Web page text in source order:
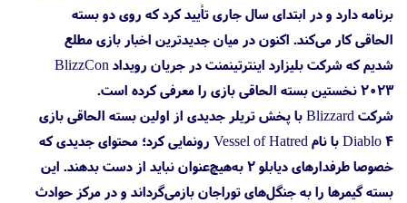
برنامه دارد و در ابتدای سال جاری تأیید کرد که روی دو بسته
الحاقی کار می‌کند. اکنون در میان جدیدترین اخبار بازی مطلع
شدیم که شرکت بلیزارد اینترتینمنت در جریان رویداد BlizzCon
2023 نخستین بسته الحاقی بازی را معرفی کرده است.
شرکت Blizzard با پخش تریلر جدیدی از اولین بسته الحاقی بازی
Diablo 4 با نام Vessel of Hatred رونمایی کرد؛ محتوای جدیدی که
خصوصا طرفدارهای دیابلو ۲ به‌هیچ‌عنوان نباید از دست بدهند. این
بسته گیمرها را به جنگل‌های توراجان بازمی‌گرداند و در مرکز حوادث